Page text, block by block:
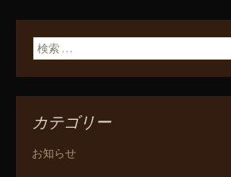
検索:
カテゴリー
お知らせ